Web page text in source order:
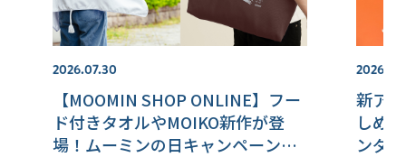
2026.07.30
【MOOMIN SHOP ONLINE】フー
ド付きタオルやMOIKO新作が登
場！ムーミンの日キャンペーン予
新ア
しめ
ンダ